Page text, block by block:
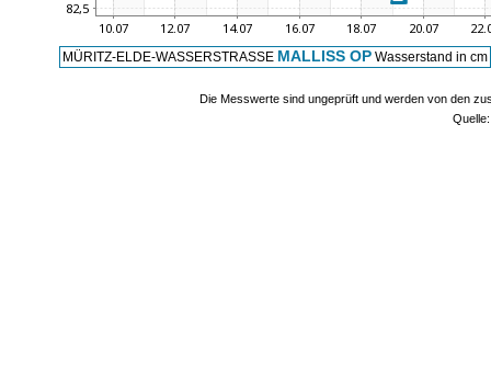
MÜRITZ-ELDE-WASSERSTRASSE MALLISS OPWasserstand in cm
Die Messwerte sind ungeprüft und werden von den